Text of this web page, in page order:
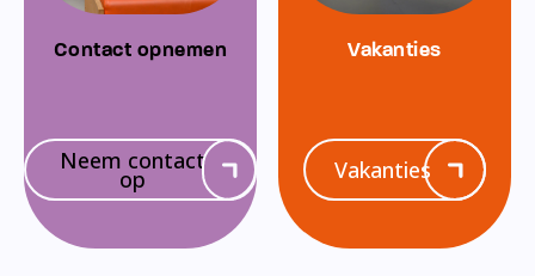
Contact opnemen
Neem contact
op
Vakanties
Vakanties